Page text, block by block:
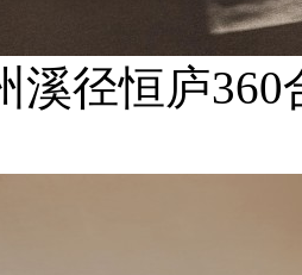
溪径恒庐360